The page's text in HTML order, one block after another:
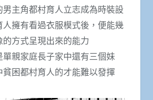
男主角都村育人立志成為時裝設
人擁有看過衣服模式後，便能幾
的方式呈現出來的能力
親家庭長子家中還有三個妹
困都村育人的才能難以發揮